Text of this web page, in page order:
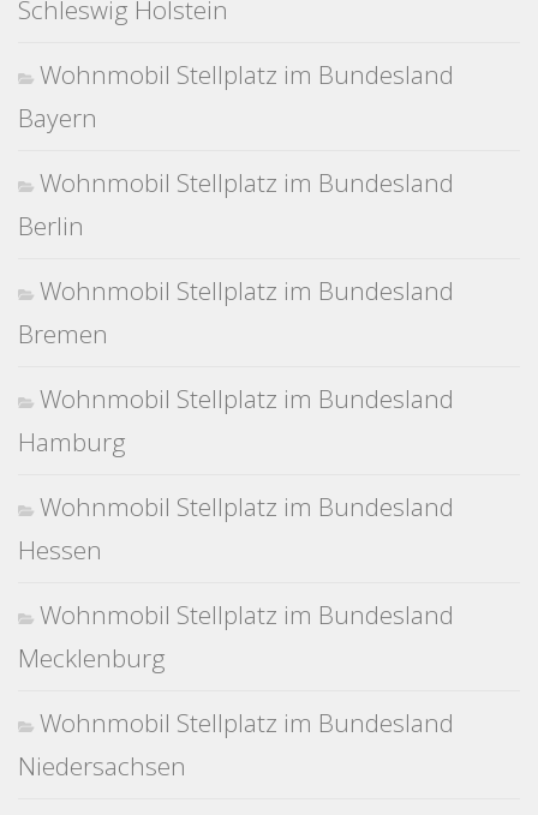
Schleswig Holstein
Wohnmobil Stellplatz im Bundesland
Bayern
Wohnmobil Stellplatz im Bundesland
Berlin
Wohnmobil Stellplatz im Bundesland
Bremen
Wohnmobil Stellplatz im Bundesland
Hamburg
Wohnmobil Stellplatz im Bundesland
Hessen
Wohnmobil Stellplatz im Bundesland
Mecklenburg
Wohnmobil Stellplatz im Bundesland
Niedersachsen